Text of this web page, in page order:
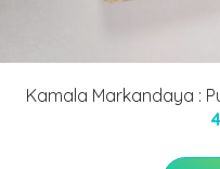
Kamala Markandaya :